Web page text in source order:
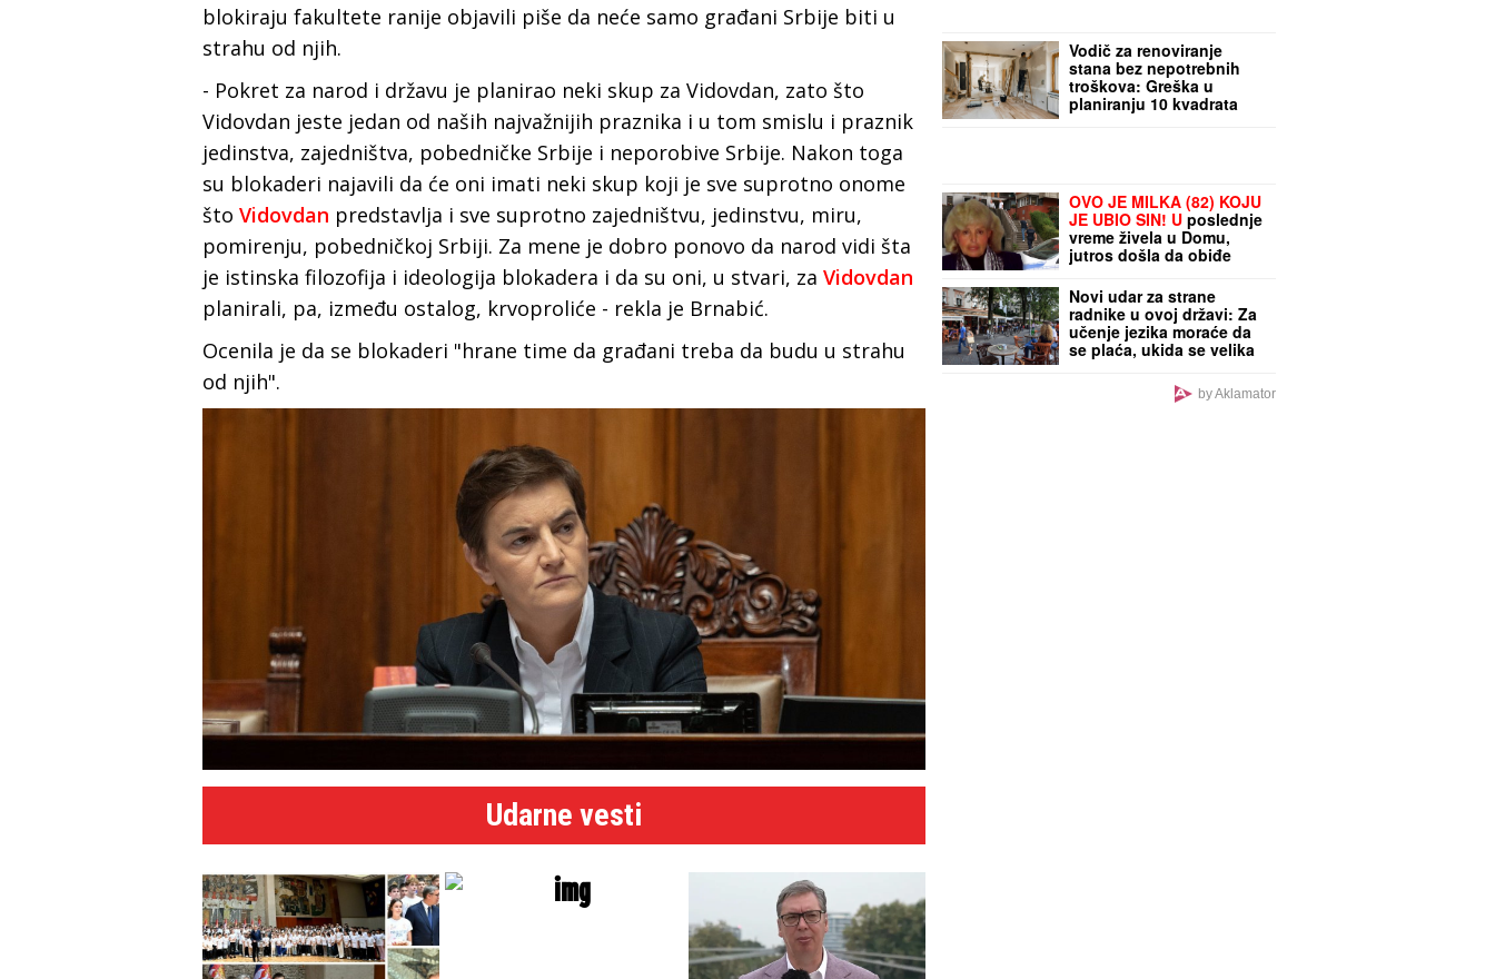
blokiraju fakultete ranije objavili piše da neće samo građani Srbije biti u
strahu od njih.
- Pokret za narod i državu je planirao neki skup za Vidovdan, zato što
Vidovdan jeste jedan od naših najvažnijih praznika i u tom smislu i praznik
jedinstva, zajedništva, pobedničke Srbije i neporobive Srbije. Nakon toga
su blokaderi najavili da će oni imati neki skup koji je sve suprotno onome
što Vidovdan predstavlja i sve suprotno zajedništvu, jedinstvu, miru,
pomirenju, pobedničkoj Srbiji. Za mene je dobro ponovo da narod vidi šta
je istinska filozofija i ideologija blokadera i da su oni, u stvari, za Vidovdan
planirali, pa, između ostalog, krvoproliće - rekla je Brnabić.
Ocenila je da se blokaderi "hrane time da građani treba da budu u strahu
od njih".
Udarne vesti
Vodič za renoviranje
stana bez nepotrebnih
troškova: Greška u
planiranju 10 kvadrata
može da izvuče 7.000
OVO JE MILKA (82) KOJU
JE UBIO SIN! U poslednje
vreme živela u Domu,
jutros došla da obiđe
sina, a on je TUKAO DO
SMRTI! (FOTO, VIDEO)
Novi udar za strane
radnike u ovoj državi: Za
učenje jezika moraće da
se plaća, ukida se velika
pogodnost za strance
by Aklamator